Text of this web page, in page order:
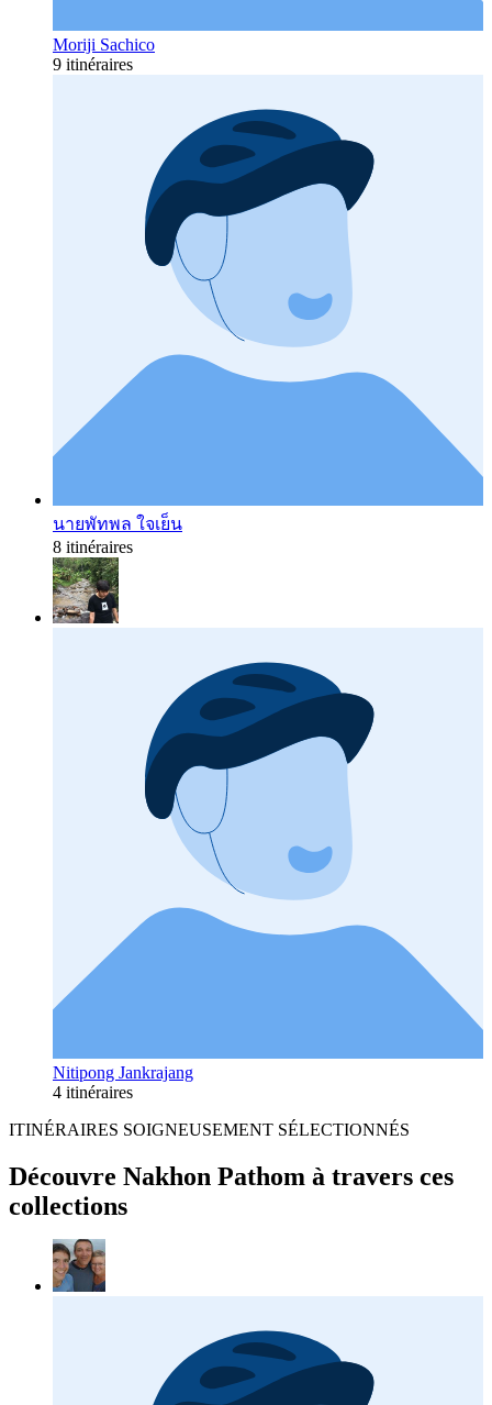
Moriji Sachico
9 itinéraires
นายพัทพล ใจเย็น
8 itinéraires
Nitipong Jankrajang
4 itinéraires
ITINÉRAIRES SOIGNEUSEMENT SÉLECTIONNÉS
Découvre Nakhon Pathom à travers ces
collections